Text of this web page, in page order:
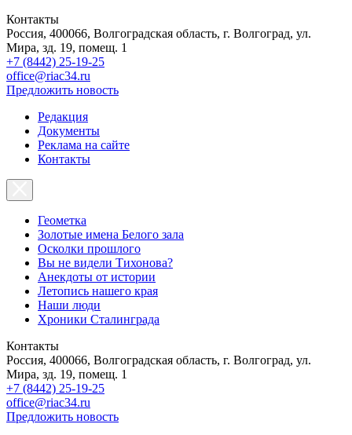
Контакты
Россия, 400066, Волгоградская область, г. Волгоград, ул.
Мира, зд. 19, помещ. 1
+7 (8442) 25-19-25
office@riac34.ru
Предложить новость
Редакция
Документы
Реклама на сайте
Контакты
Геометка
Золотые имена Белого зала
Осколки прошлого
Вы не видели Тихонова?
Анекдоты от истории
Летопись нашего края
Наши люди
Хроники Сталинграда
Контакты
Россия, 400066, Волгоградская область, г. Волгоград, ул.
Мира, зд. 19, помещ. 1
+7 (8442) 25-19-25
office@riac34.ru
Предложить новость